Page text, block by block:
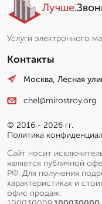
Лучше
Услуги электронного
Контакты
Москва, Лесная
chel@mirostroy.org
© 2016 - 2026 гг.
Политика
Сайт носит
является публичной
РФ. Для получения
характеристиках и
офис продаж.